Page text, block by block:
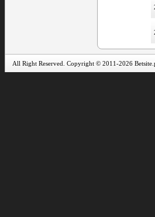
All Right Reserved. Copyright © 2011-2026